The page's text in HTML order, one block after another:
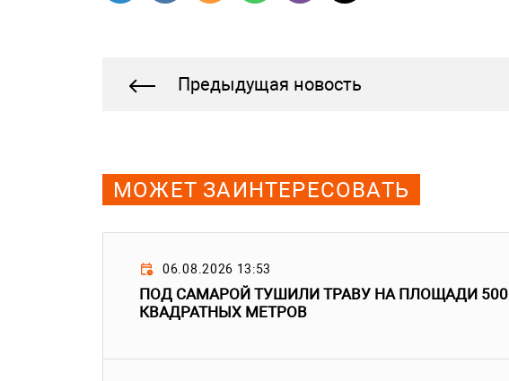
Предыдущая новость
МОЖЕТ ЗАИНТЕРЕСОВАТЬ
06.08.2026 13:53
ПОД САМАРОЙ ТУШИЛИ ТРАВУ НА ПЛОЩАДИ 500
КВАДРАТНЫХ МЕТРОВ